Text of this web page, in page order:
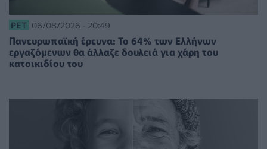
PET 06/08/2026 - 20:49
Πανευρωπαϊκή έρευνα: Το 64% των Ελλήνων
εργαζόμενων θα άλλαζε δουλειά για χάρη του
κατοικιδίου του